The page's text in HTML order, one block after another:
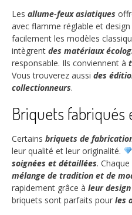
Les allume-feux asiatiques
avec flamme réglable et
facilement les modèles
intègrent des matériaux
responsable. Ils conviennent à
Vous trouverez aussi des
collectionneurs.
Briquets fabriqués
Certains briquets de
leur qualité et leur originalité.
soignées et détaillées.
mélange de tradition et de
rapidement grâce à leur
briquets sont parfaits pour les